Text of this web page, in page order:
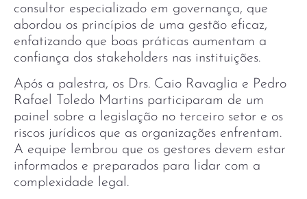
consultor especializado em governança, que
abordou os princípios de uma gestão eficaz,
enfatizando que boas práticas aumentam a
confiança dos stakeholders nas instituições.
Após a palestra, os Drs. Caio Ravaglia e Pedro
Rafael Toledo Martins participaram de um
painel sobre a legislação no terceiro setor e os
riscos jurídicos que as organizações enfrentam.
A equipe lembrou que os gestores devem estar
informados e preparados para lidar com a
complexidade legal.